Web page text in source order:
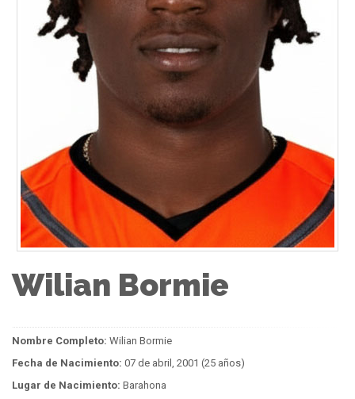
Wilian Bormie
Nombre Completo: Wilian Bormie
Fecha de Nacimiento: 07 de abril, 2001 (25 años)
Lugar de Nacimiento: Barahona